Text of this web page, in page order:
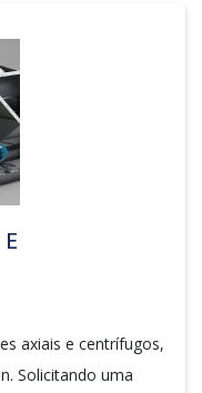
axiais e centrífugos,
Solicitando uma